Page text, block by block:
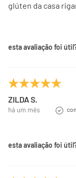
glúten da casa
esta avaliação foi
ZILDA S.
há um mês
esta avaliação foi